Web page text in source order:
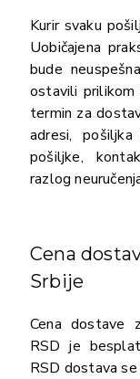
Kurir svaku
Uobičajena
bude
ostavili prilikom
termin za
adresi,
pošiljke,
razlog
Cena
Srbije
Cena dostave
RSD je
RSD dostava